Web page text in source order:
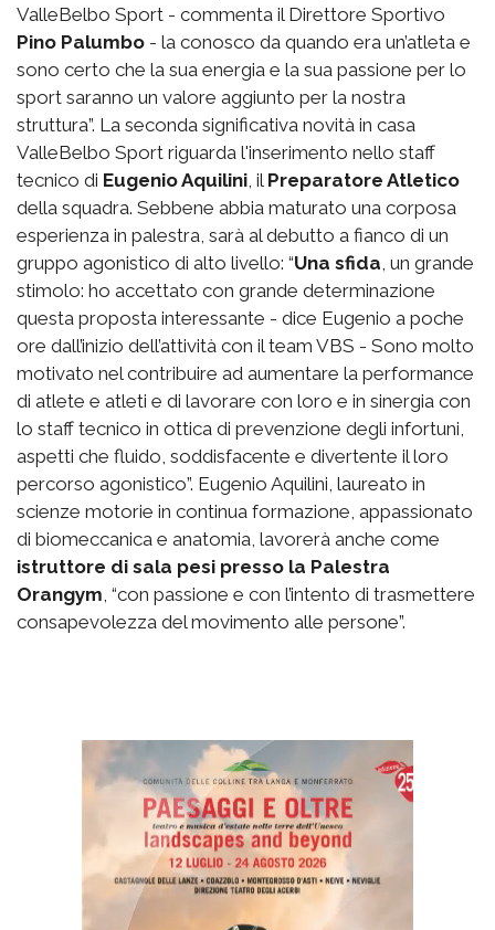
ValleBelbo Sport - commenta il Direttore Sportivo
Pino Palumbo - la conosco da quando era un’atleta e
sono certo che la sua energia e la sua passione per lo
sport saranno un valore aggiunto per la nostra
struttura”. La seconda significativa novità in casa
ValleBelbo Sport riguarda l'inserimento nello staff
tecnico di Eugenio Aquilini, il Preparatore Atletico
della squadra. Sebbene abbia maturato una corposa
esperienza in palestra, sarà al debutto a fianco di un
gruppo agonistico di alto livello: “Una sfida, un grande
stimolo: ho accettato con grande determinazione
questa proposta interessante - dice Eugenio a poche
ore dall’inizio dell’attività con il team VBS - Sono molto
motivato nel contribuire ad aumentare la performance
di atlete e atleti e di lavorare con loro e in sinergia con
lo staff tecnico in ottica di prevenzione degli infortuni,
aspetti che fluido, soddisfacente e divertente il loro
percorso agonistico”. Eugenio Aquilini, laureato in
scienze motorie in continua formazione, appassionato
di biomeccanica e anatomia, lavorerà anche come
istruttore di sala pesi presso la Palestra
Orangym, “con passione e con l’intento di trasmettere
consapevolezza del movimento alle persone”.